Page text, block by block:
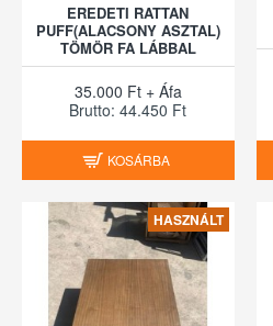
EREDETI RATTAN
PUFF(ALACSONY ASZTAL)
TÖMÖR FA LÁBBAL
35.000 Ft + Áfa
Brutto: 44.450 Ft
KOSÁRBA
HASZNÁLT